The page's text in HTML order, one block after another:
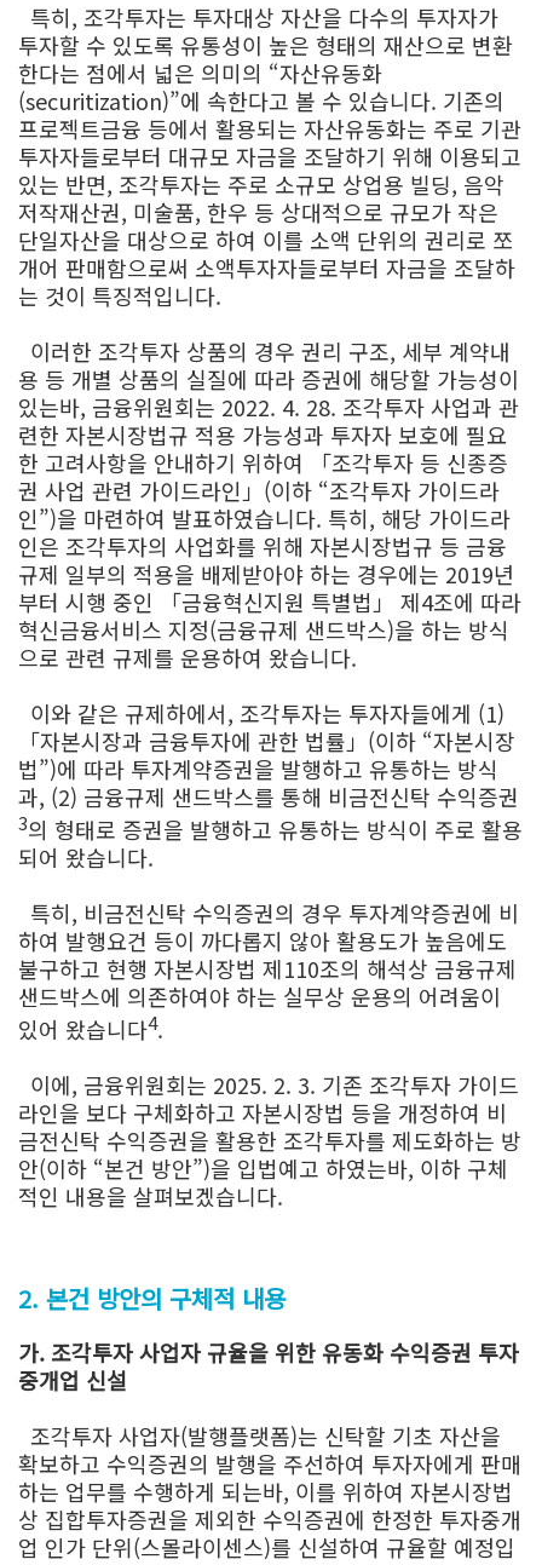
특히, 조각투자는 투자대상 자산을 다수의 투자자가
투자할 수 있도록 유통성이 높은 형태의 재산으로 변환
한다는 점에서 넓은 의미의 “자산유동화
(securitization)”에 속한다고 볼 수 있습니다. 기존의
프로젝트금융 등에서 활용되는 자산유동화는 주로 기관
투자자들로부터 대규모 자금을 조달하기 위해 이용되고
있는 반면, 조각투자는 주로 소규모 상업용 빌딩, 음악
저작재산권, 미술품, 한우 등 상대적으로 규모가 작은
단일자산을 대상으로 하여 이를 소액 단위의 권리로 쪼
개어 판매함으로써 소액투자자들로부터 자금을 조달하
는 것이 특징적입니다.
이러한 조각투자 상품의 경우 권리 구조, 세부 계약내
용 등 개별 상품의 실질에 따라 증권에 해당할 가능성이
있는바, 금융위원회는 2022. 4. 28. 조각투자 사업과 관
련한 자본시장법규 적용 가능성과 투자자 보호에 필요
한 고려사항을 안내하기 위하여 「조각투자 등 신종증
권 사업 관련 가이드라인」(이하 “조각투자 가이드라
인”)을 마련하여 발표하였습니다. 특히, 해당 가이드라
인은 조각투자의 사업화를 위해 자본시장법규 등 금융
규제 일부의 적용을 배제받아야 하는 경우에는 2019년
부터 시행 중인 「금융혁신지원 특별법」 제4조에 따라
혁신금융서비스 지정(금융규제 샌드박스)을 하는 방식
으로 관련 규제를 운용하여 왔습니다.
이와 같은 규제하에서, 조각투자는 투자자들에게 (1)
「자본시장과 금융투자에 관한 법률」(이하 “자본시장
법”)에 따라 투자계약증권을 발행하고 유통하는 방식
과, (2) 금융규제 샌드박스를 통해 비금전신탁 수익증권
3의 형태로 증권을 발행하고 유통하는 방식이 주로 활용
되어 왔습니다.
특히, 비금전신탁 수익증권의 경우 투자계약증권에 비
하여 발행요건 등이 까다롭지 않아 활용도가 높음에도
불구하고 현행 자본시장법 제110조의 해석상 금융규제
샌드박스에 의존하여야 하는 실무상 운용의 어려움이
있어 왔습니다4.
이에, 금융위원회는 2025. 2. 3. 기존 조각투자 가이드
라인을 보다 구체화하고 자본시장법 등을 개정하여 비
금전신탁 수익증권을 활용한 조각투자를 제도화하는 방
안(이하 “본건 방안”)을 입법예고 하였는바, 이하 구체
적인 내용을 살펴보겠습니다.
2. 본건 방안의 구체적 내용
가. 조각투자 사업자 규율을 위한 유동화 수익증권 투자
중개업 신설
조각투자 사업자(발행플랫폼)는 신탁할 기초 자산을
확보하고 수익증권의 발행을 주선하여 투자자에게 판매
하는 업무를 수행하게 되는바, 이를 위하여 자본시장법
상 집합투자증권을 제외한 수익증권에 한정한 투자중개
업 인가 단위(스몰라이센스)를 신설하여 규율할 예정입